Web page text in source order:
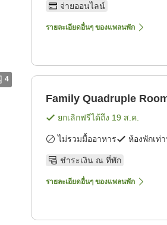
4
จ่ายออนไลน์
รายละเอียดอื่นๆ ของแพลนพัก
Family Quadruple
ยกเลิกฟรีได้ถึง 19 ส.ค.
ไม่รวมมื้ออาหาร ห้องพักเท่
ชำระเงิน ณ ที่พัก
รายละเอียดอื่นๆ ของแพลนพัก